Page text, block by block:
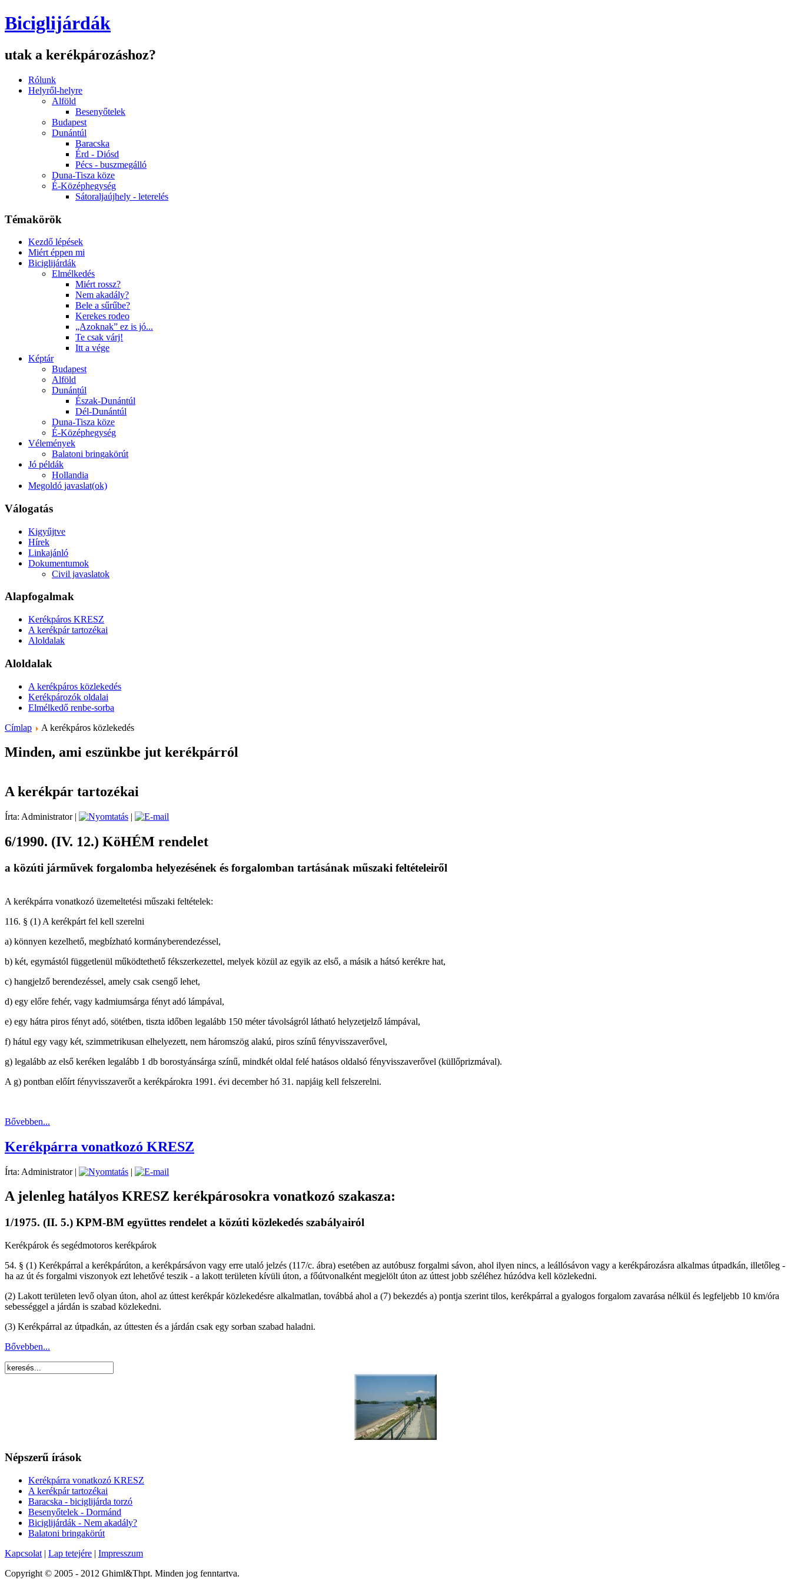
Biciglijárdák
utak a kerékpározáshoz?
Rólunk
Helyről-helyre
Alföld
Besenyőtelek
Budapest
Dunántúl
Baracska
Érd - Diósd
Pécs - buszmegálló
Duna-Tisza köze
É-Középhegység
Sátoraljaújhely - leterelés
Témakörök
Kezdő lépések
Miért éppen mi
Biciglijárdák
Elmélkedés
Miért rossz?
Nem akadály?
Bele a sűrűbe?
Kerekes rodeo
„Azoknak” ez is jó...
Te csak várj!
Itt a vége
Képtár
Budapest
Alföld
Dunántúl
Észak-Dunántúl
Dél-Dunántúl
Duna-Tisza köze
É-Középhegység
Vélemények
Balatoni bringakörút
Jó példák
Hollandia
Megoldó javaslat(ok)
Válogatás
Kigyűjtve
Hírek
Linkajánló
Dokumentumok
Civil javaslatok
Alapfogalmak
Kerékpáros KRESZ
A kerékpár tartozékai
Aloldalak
Aloldalak
A kerékpáros közlekedés
Kerékpározók oldalai
Elmélkedő renbe-sorba
Címlap
A kerékpáros közlekedés
Minden, ami eszünkbe jut kerékpárról
A kerékpár tartozékai
Írta: Administrator| |
6/1990. (IV. 12.) KöHÉM rendelet
a közúti járművek forgalomba helyezésének és forgalomban tartásának műszaki feltételeiről
A kerékpárra vonatkozó üzemeltetési műszaki feltételek:
116. § (1) A kerékpárt fel kell szerelni
a) könnyen kezelhető, megbízható kormányberendezéssel,
b) két, egymástól függetlenül működtethető fékszerkezettel, melyek közül az egyik az első, a másik a hátsó kerékre hat,
c) hangjelző berendezéssel, amely csak csengő lehet,
d) egy előre fehér, vagy kadmiumsárga fényt adó lámpával,
e) egy hátra piros fényt adó, sötétben, tiszta időben legalább 150 méter távolságról látható helyzetjelző lámpával,
f) hátul egy vagy két, szimmetrikusan elhelyezett, nem háromszög alakú, piros színű fényvisszaverővel,
g) legalább az első keréken legalább 1 db borostyánsárga színű, mindkét oldal felé hatásos oldalsó fényvisszaverővel (küllőprizmával).
A g) pontban előírt fényvisszaverőt a kerékpárokra 1991. évi december hó 31. napjáig kell felszerelni.
Bővebben...
Kerékpárra vonatkozó KRESZ
Írta: Administrator| |
A jelenleg hatályos KRESZ kerékpárosokra vonatkozó szakasza:
1/1975. (II. 5.) KPM-BM együttes rendelet a közúti közlekedés szabályairól
Kerékpárok és segédmotoros kerékpárok
54. § (1) Kerékpárral a kerékpárúton, a kerékpársávon vagy erre utaló jelzés (117/c. ábra) esetében az autóbusz forgalmi sávon, ahol ilyen nincs, a leállósávon vagy a kerékpározásra alkalmas útpadkán, illetőleg -
ha az út és forgalmi viszonyok ezt lehetővé teszik - a lakott területen kívüli úton, a főútvonalként megjelölt úton az úttest jobb széléhez húzódva kell közlekedni.
(2) Lakott területen levő olyan úton, ahol az úttest kerékpár közlekedésre alkalmatlan, továbbá ahol a (7) bekezdés a) pontja szerint tilos, kerékpárral a gyalogos forgalom zavarása nélkül és legfeljebb 10 km/óra
sebességgel a járdán is szabad közlekedni.
(3) Kerékpárral az útpadkán, az úttesten és a járdán csak egy sorban szabad haladni.
Bővebben...
Népszerű írások
Kerékpárra vonatkozó KRESZ
A kerékpár tartozékai
Baracska - biciglijárda torzó
Besenyőtelek - Dormánd
Biciglijárdák - Nem akadály?
Balatoni bringakörút
Kapcsolat | Lap tetejére | Impresszum
Copyright © 2005 - 2012 Ghiml&Thpt. Minden jog fenntartva.